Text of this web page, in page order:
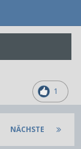
1
NÄCHSTE